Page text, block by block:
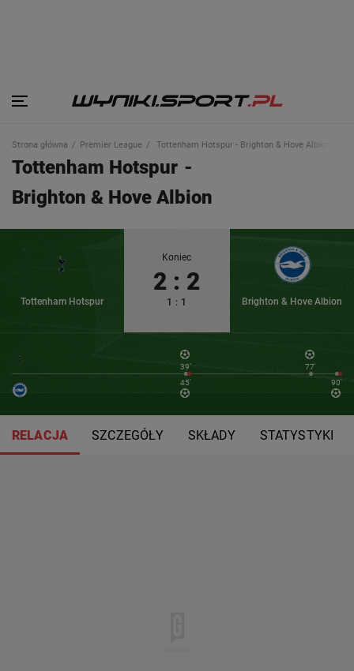
Strona główna Premier League Tottenham Hotspur - Brighton & Hove Albion
Tottenham Hotspur -
Brighton & Hove Albion
Tottenham Hotspur
Koniec
2 : 2
1 : 1 Brighton & Hove Albion
39'
45'
77'
90'
RELACJA SZCZEGÓŁY SKŁADY STATYSTYKI